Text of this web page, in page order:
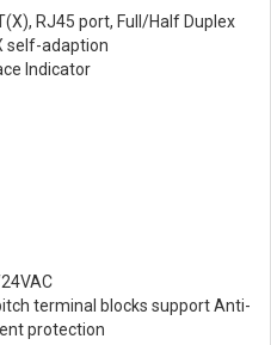
RJ45 port, Full/Half Duplex
self-adaption
Indicator
terminal blocks support Anti-
protection